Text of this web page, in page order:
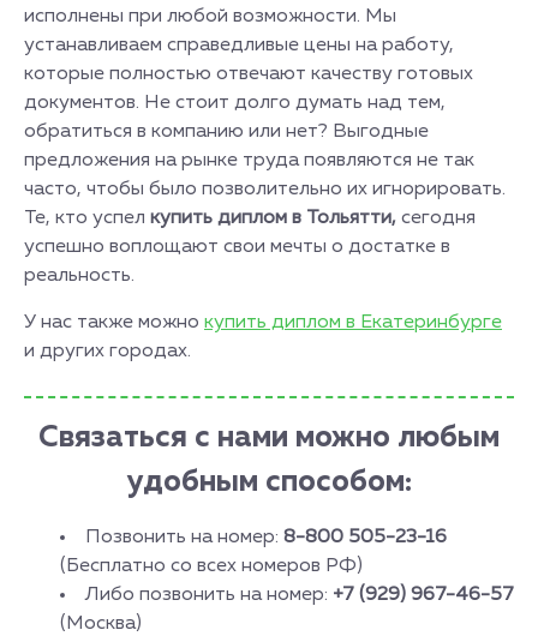
исполнены при любой возможности. Мы
устанавливаем справедливые цены на работу,
которые полностью отвечают качеству готовых
документов. Не стоит долго думать над тем,
обратиться в компанию или нет? Выгодные
предложения на рынке труда появляются не так
часто, чтобы было позволительно их игнорировать.
Те, кто успел купить диплом в Тольятти, сегодня
успешно воплощают свои мечты о достатке в
реальность.
У нас также можно купить диплом в Екатеринбурге
и других городах.
Связаться с нами можно любым
удобным способом:
Позвонить на номер: 8-800 505-23-16
(Бесплатно со всех номеров РФ)
Либо позвонить на номер: +7 (929) 967-46-57
(Москва)